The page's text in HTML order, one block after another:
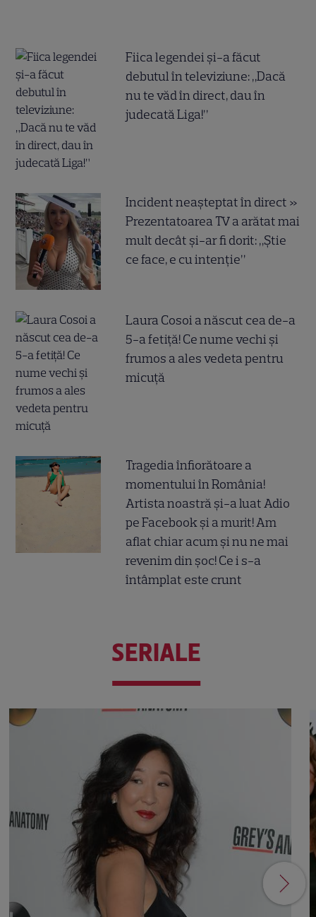
Fiica legendei și-a făcut
debutul în televiziune: „Dacă
nu te văd în direct, dau în
judecată Liga!”
Incident neașteptat în direct »
Prezentatoarea TV a arătat mai
mult decât și-ar fi dorit: „Știe
ce face, e cu intenție”
Laura Cosoi a născut cea de-a
5-a fetiță! Ce nume vechi și
frumos a ales vedeta pentru
micuță
Tragedia înfiorătoare a
momentului în România!
Artista noastră și-a luat Adio
pe Facebook și a murit! Am
aflat chiar acum și nu ne mai
revenim din șoc! Ce i s-a
întâmplat este crunt
SERIALE